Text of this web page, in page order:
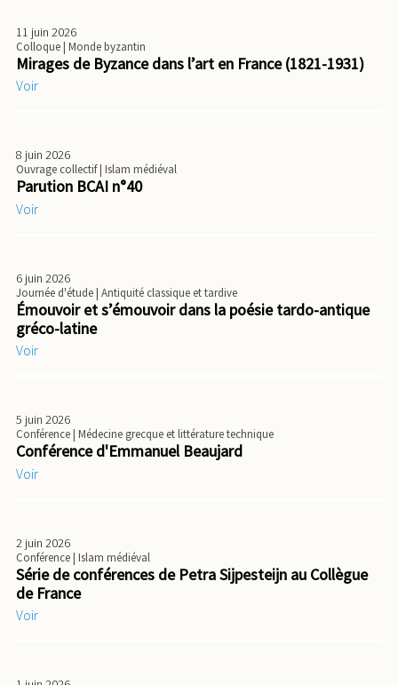
11 juin 2026
Colloque| Monde byzantin
Mirages de Byzance dans l’art en France (1821-1931)
Voir
8 juin 2026
Ouvrage collectif| Islam médiéval
Parution BCAI n°40
Voir
6 juin 2026
Journée d'étude| Antiquité classique et tardive
Émouvoir et s’émouvoir dans la poésie tardo-antique
gréco-latine
Voir
5 juin 2026
Conférence| Médecine grecque et littérature technique
Conférence d'Emmanuel Beaujard
Voir
2 juin 2026
Conférence| Islam médiéval
Série de conférences de Petra Sijpesteijn au Collègue
de France
Voir